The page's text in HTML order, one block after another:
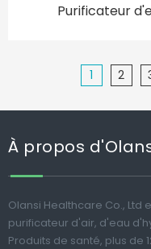
Purificateur
1 2
À propos
Olansi Healthcare Co.,
purificateur d'air, d'eau
Produits de santé, plus de